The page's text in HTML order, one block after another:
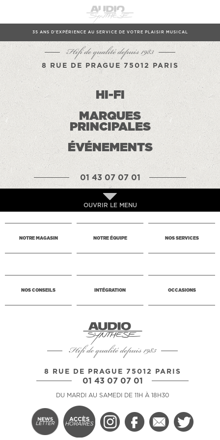
35 ANS D'EXPÉRIENCE AU SERVICE DE VOTRE PLAISIR MUSICAL
Hifi de qualité depuis 1983
8 RUE DE PRAGUE 75012 PARIS
HI-FI
MARQUES
PRINCIPALES
ÉVÉNEMENTS
01 43 07 07 01
OUVRIR LE MENU
NOTRE MAGASIN NOTRE ÉQUIPE NOS SERVICES
NOS CONSEILS INTÉGRATION OCCASIONS
Hifi de qualité depuis 1983
8 RUE DE PRAGUE 75012 PARIS
01 43 07 07 01
DU MARDI AU SAMEDI DE 11H À 18H30